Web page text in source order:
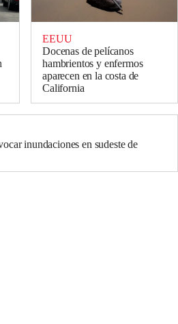
EEUU
Docenas de pelícanos
hambrientos y enfermos
aparecen en la costa de
California
inundaciones en sudeste de